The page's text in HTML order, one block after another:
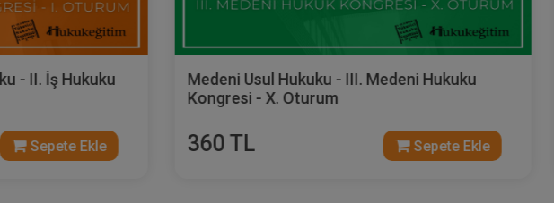
- II. İş Hukuku
Sepete Ekle
Medeni Usul Hukuku - III. Medeni Hukuku
Kongresi - X. Oturum
360 TL Sepete Ekle